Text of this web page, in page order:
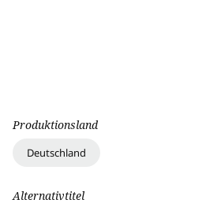
Produktionsland
Deutschland
Alternativtitel